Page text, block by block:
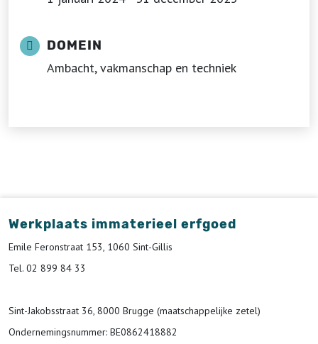
DOMEIN
Ambacht, vakmanschap en techniek
Werkplaats immaterieel erfgoed
Emile Feronstraat 153, 1060 Sint-Gillis
Tel. 02 899 84 33
Sint-Jakobsstraat 36, 8000 Brugge (maatschappelijke zetel)
Ondernemingsnummer: BE0862418882